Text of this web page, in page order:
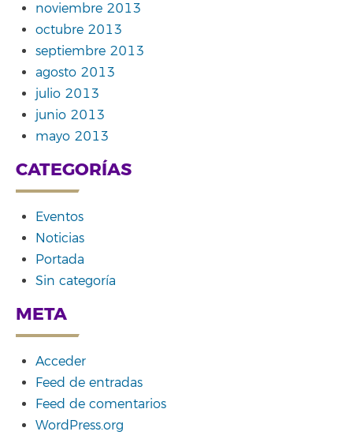
noviembre 2013
octubre 2013
septiembre 2013
agosto 2013
julio 2013
junio 2013
mayo 2013
CATEGORÍAS
Eventos
Noticias
Portada
Sin categoría
META
Acceder
Feed de entradas
Feed de comentarios
WordPress.org